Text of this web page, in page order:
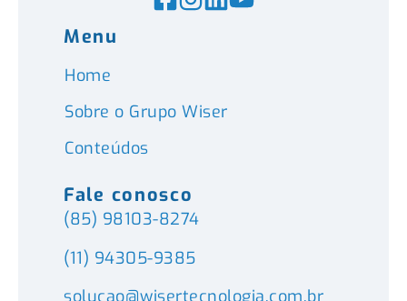
Menu
Home
Sobre o Grupo Wiser
Conteúdos
Fale conosco
(85) 98103-8274
(11) 94305-9385
solucao@wisertecnologia.com.br